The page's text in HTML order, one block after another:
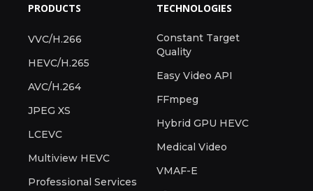
PRODUCTS
VVC/H.266
HEVC/H.265
AVC/H.264
JPEG XS
LCEVC
Multiview HEVC
Professional Services
TECHNOLOGIES
Constant Target
Quality
Easy Video API
FFmpeg
Hybrid GPU HEVC
Medical Video
VMAF-E